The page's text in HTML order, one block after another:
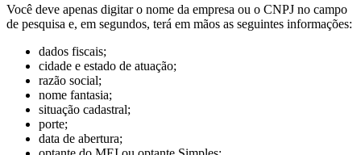
Você deve apenas digitar o nome da empresa ou o CNPJ no campo
de pesquisa e, em segundos, terá em mãos as seguintes informações:
dados fiscais;
cidade e estado de atuação;
razão social;
nome fantasia;
situação cadastral;
porte;
data de abertura;